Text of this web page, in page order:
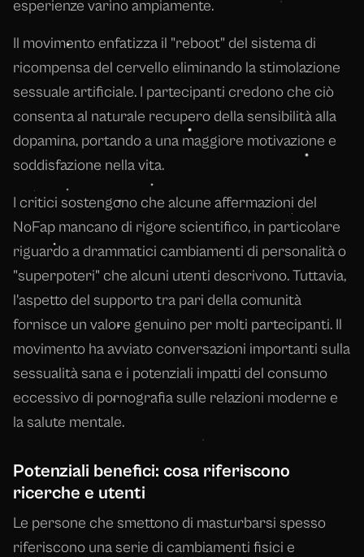
esperienze varino ampiamente.
Il movimento enfatizza il "reboot" del sistema di
ricompensa del cervello eliminando la stimolazione
sessuale artificiale. I partecipanti credono che ciò
consenta al naturale recupero della sensibilità alla
dopamina, portando a una maggiore motivazione e
soddisfazione nella vita.
I critici sostengono che alcune affermazioni del
NoFap mancano di rigore scientifico, in particolare
riguardo a drammatici cambiamenti di personalità o
"superpoteri" che alcuni utenti descrivono. Tuttavia,
l'aspetto del supporto tra pari della comunità
fornisce un valore genuino per molti partecipanti. Il
movimento ha avviato conversazioni importanti sulla
sessualità sana e i potenziali impatti del consumo
eccessivo di pornografia sulle relazioni moderne e
la salute mentale.
Potenziali benefici: cosa riferiscono
ricerche e utenti
Le persone che smettono di masturbarsi spesso
riferiscono una serie di cambiamenti fisici e